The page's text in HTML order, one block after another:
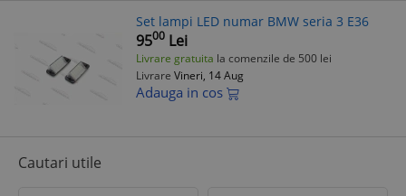
Set lampi LED numar BMW seria 3 E36
9500 Lei
Livrare gratuita la comenzile de 500 lei
Livrare Vineri, 14 Aug
Adauga in cos
Cautari utile